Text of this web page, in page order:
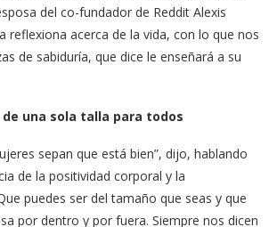
del co-fundador de Reddit Alexis
reflexiona acerca de la vida, con lo que nos
de sabiduría, que dice le enseñará a su
de una sola talla para todos
sepan que está bien”, dijo, hablando
de la positividad corporal y la
puedes ser del tamaño que seas y que
por dentro y por fuera. Siempre nos dicen